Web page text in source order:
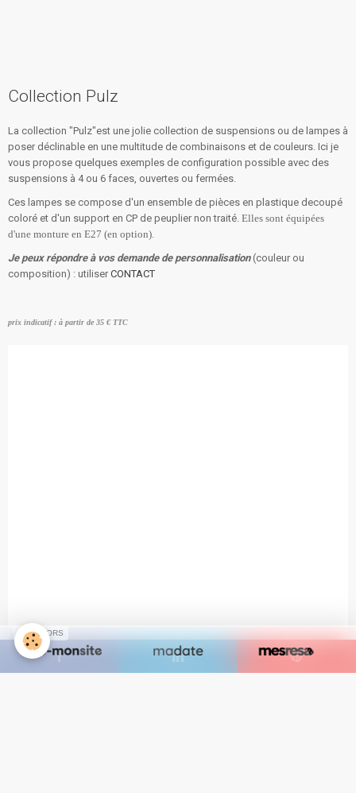
Accueil
Prestations
Contact
Collection Pulz
La collection "Pulz"est une jolie collection de suspensions ou de lampes à
poser déclinable en une multitude de combinaisons et de couleurs. Ici je
vous propose quelques exemples de configuration possible avec des
suspensions à 4 ou 6 faces, ouvertes ou fermées.
Ces lampes se compose d'un ensemble de pièces en plastique decoupé
coloré et d'un support en CP de peuplier non traité. Elles sont équipées
d'une monture en E27 (en option).
Je peux répondre à vos demande de personnalisation (couleur ou
composition) : utiliser CONTACT
prix indicatif: à partir de 35 € TTC
SPONSORS